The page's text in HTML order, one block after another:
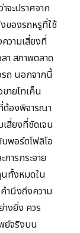
จะปราศจาก
ของรถหรูที่ใช้
วามเสี่ยงที่
า สภาพตลาด
รถ นอกจากนี้
ายโทเค็น
องพิจารณา
สี่ยงที่ชัดเจน
พอร์ตโฟลิโอ
ารกระจาย
นทั้งหมดใน
ำนึงถึงความ
งยิ่ง ควร
ย์จริงบน